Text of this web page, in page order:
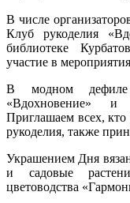
В числе
Клуб рукоделия
библиотеке
участие в
В модном
«Вдохновение» и
Приглашаем всех, кто
рукоделия, также
Украшением Дня
и садовые
цветоводства